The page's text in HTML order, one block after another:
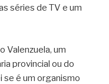
séries de TV e um
Valenzuela, um
provincial ou do
se é um organismo